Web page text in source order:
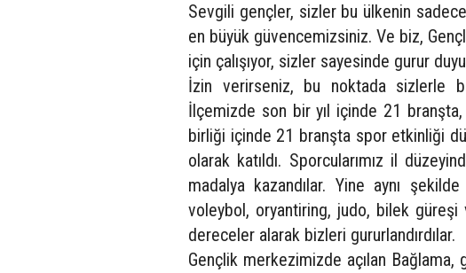
Sevgili gençler, sizler bu ülkenin
en büyük güvencemizsiniz. Ve biz,
için çalışıyor, sizler sayesinde gurur
İzin verirseniz, bu noktada sizlerle
İlçemizde son bir yıl içinde 21
birliği içinde 21 branşta spor etkinliği
olarak katıldı. Sporcularımız il
madalya kazandılar. Yine aynı
voleybol, oryantiring, judo, bilek güreşi
dereceler alarak bizleri gururlandırdılar.
Gençlik merkezimizde açılan